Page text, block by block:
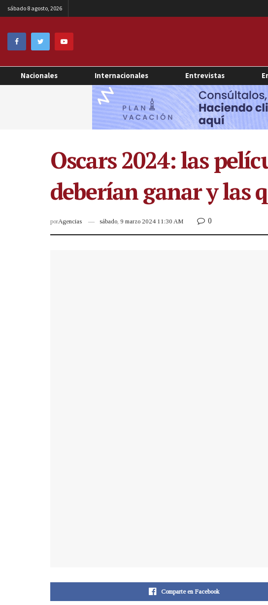
sábado 8 agosto, 2026
Nacionales Internacionales Entrevistas
Oscars 2024: las
deberían ganar y las
porAgencias sábado, 9 marzo 2024 11:30 AM 0
Comparte en Facebook